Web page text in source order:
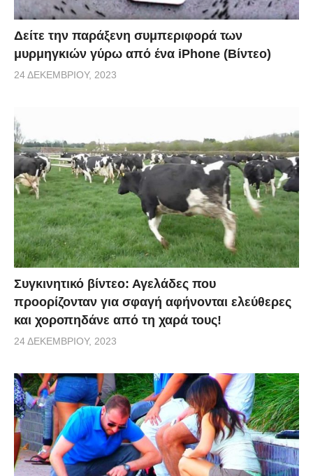
Δείτε την παράξενη συμπεριφορά των
μυρμηγκιών γύρω από ένα iPhone (Βίντεο)
24 ΔΕΚΕΜΒΡΊΟΥ, 2023
Συγκινητικό βίντεο: Αγελάδες που
προορίζονταν για σφαγή αφήνονται ελεύθερες
και χοροπηδάνε από τη χαρά τους!
24 ΔΕΚΕΜΒΡΊΟΥ, 2023